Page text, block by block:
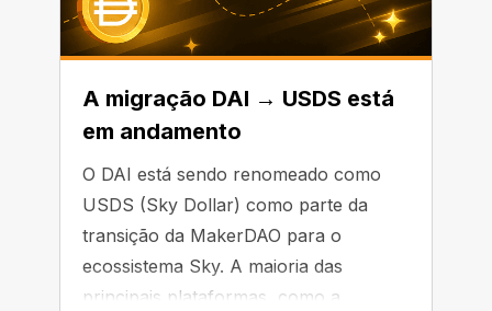
A migração DAI → USDS está
em andamento
O DAI está sendo renomeado como
USDS (Sky Dollar) como parte da
transição da MakerDAO para o
ecossistema Sky. A maioria das
principais plataformas, como a